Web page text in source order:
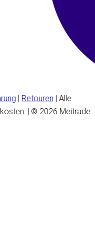
Retouren | Alle
| © 2026 Meitrade